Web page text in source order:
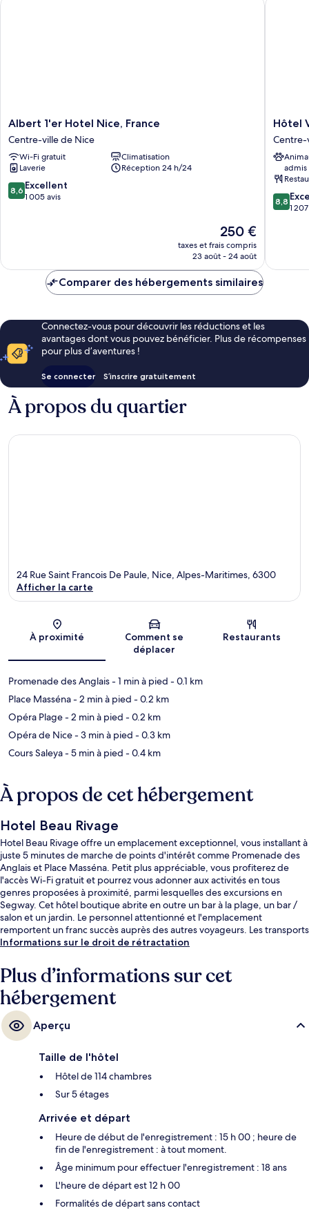
Chambre
Albert
1'er
Hotel
Nice,
France
Centre-
ville
Albert 1'er Hotel Nice, France
Centre-ville de Nice
Wi-Fi gratuit
Climatisation
Laverie
Réception 24 h/24
8.6
sur
8,6 Excellent
1 005 avis
Le
nouveau
prix
de
250 €
taxes et frais compris
23 août - 24 août
Hôtel
Bleues
Le
Royal
Centre-
ville
de
Hôtel
Centre-
admis
8.8
sur
8,8
1
Comparer des hébergements similaires
Connectez-vous pour découvrir les réductions et les
avantages dont vous pouvez bénéficier. Plus de récompenses
pour plus d’aventures !
Se connecter S’inscrire gratuitement
À propos du quartier
Carte
24 Rue Saint Francois De Paule, Nice, Alpes-Maritimes, 6300
Afficher la carte
À proximité
Comment se
déplacer
Restaurants
Promenade des Anglais- 1 min à pied - 0.1 km
Place Masséna- 2 min à pied - 0.2 km
Opéra Plage- 2 min à pied - 0.2 km
Opéra de Nice- 3 min à pied - 0.3 km
Cours Saleya- 5 min à pied - 0.4 km
À propos de cet hébergement
Hotel Beau Rivage
Hotel Beau Rivage offre un emplacement exceptionnel, vous installant à
juste 5 minutes de marche de points d'intérêt comme Promenade des
Anglais et Place Masséna. Petit plus appréciable, vous profiterez de
l'accès Wi-Fi gratuit et pourrez vous adonner aux activités en tous
genres proposées à proximité, parmi lesquelles des excursions en
Segway. Cet hôtel boutique abrite en outre un bar à la plage, un bar /
salon et un jardin. Le personnel attentionné et l'emplacement
remportent un franc succès auprès des autres voyageurs. Les transports
publics se situent à une courte distance à pied : Station de tramway
min.
Informations sur le droit de rétractation
Plus d’informations sur cet
hébergement
Aperçu
Taille de l'hôtel
Hôtel de 114 chambres
Sur 5 étages
Arrivée et départ
Heure de début de l'enregistrement : 15 h 00 ; heure de
fin de l'enregistrement : à tout moment.
Âge minimum pour effectuer l'enregistrement : 18 ans
L'heure de départ est 12 h 00
Formalités de départ sans contact